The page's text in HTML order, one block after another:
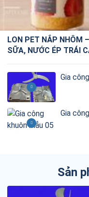
LON PET NẮP NHÔM
SỮA, NƯỚC ÉP TRÁI
Gia
Gia
Sản